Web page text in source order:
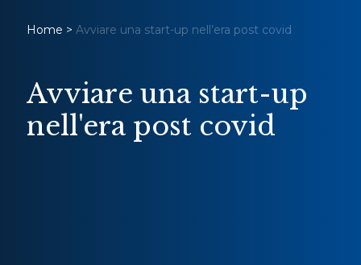
Home > Avviare una start-up nell’era post covid
Avviare una start-up
nell'era post covid